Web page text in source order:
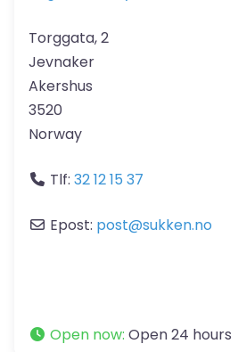
Torggata, 2
Jevnaker
Akershus
3520
Norway
Tlf: 32 12 15 37
Epost: post@sukken.no
Open now: Open 24 hours